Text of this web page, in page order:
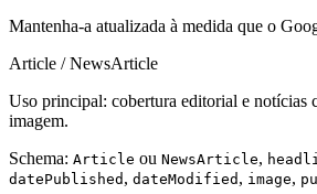
Mantenha-a atualizada à medida que o
Article / NewsArticle
Uso principal: cobertura editorial e notícias
imagem.
Schema: Article ou NewsArticle,
datePublished , dateModified , image,